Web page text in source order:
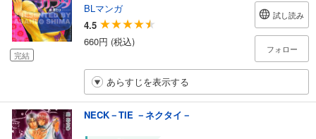
完結
BLマンガ
4.5
660円 (税込)
試し読み
フォロー
あらすじを表示する
NECK－TIE －ネクタイ－